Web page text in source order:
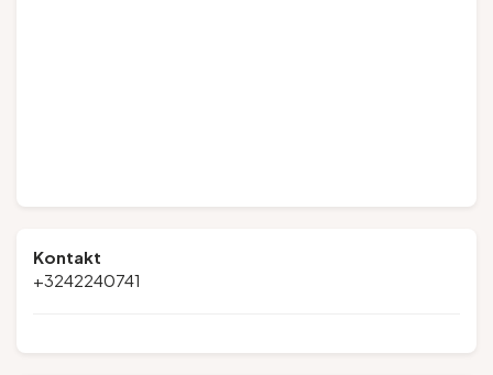
Kontakt
+3242240741